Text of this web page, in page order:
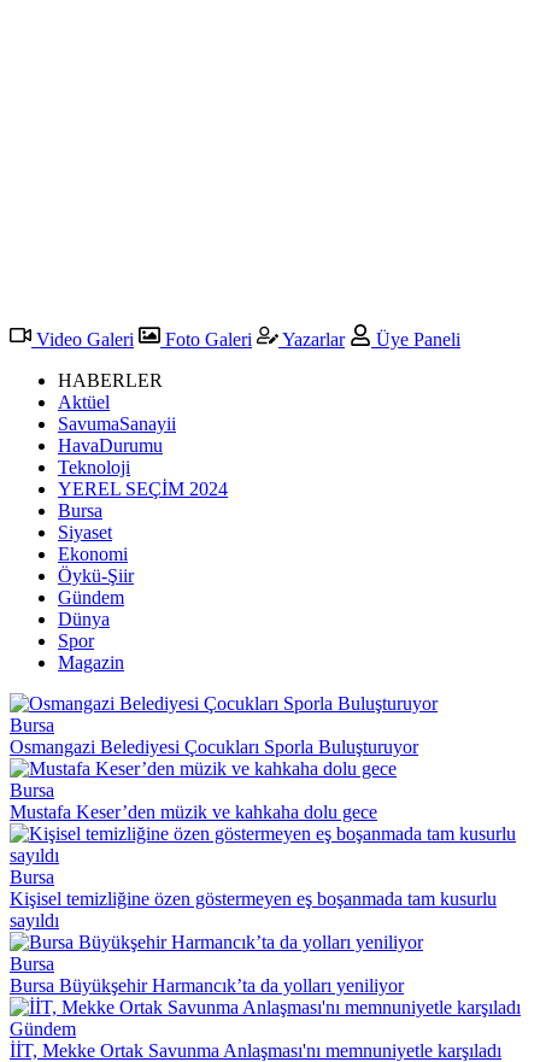
Video Galeri Foto Galeri Yazarlar
Üye Paneli
HABERLER
Aktüel
SavumaSanayii
HavaDurumu
Teknoloji
YEREL SEÇİM 2024
Bursa
Siyaset
Ekonomi
Öykü-Şiir
Gündem
Dünya
Spor
Magazin
Bursa
Osmangazi Belediyesi Çocukları Sporla Buluşturuyor
Bursa
Mustafa Keser’den müzik ve kahkaha dolu gece
Bursa
Kişisel temizliğine özen göstermeyen eş boşanmada tam kusurlu
sayıldı
Bursa
Bursa Büyükşehir Harmancık’ta da yolları yeniliyor
Gündem
İİT, Mekke Ortak Savunma Anlaşması'nı memnuniyetle karşıladı